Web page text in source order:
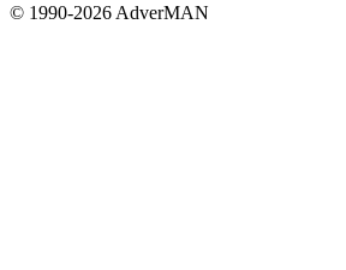
© 1990-2026 AdverMAN